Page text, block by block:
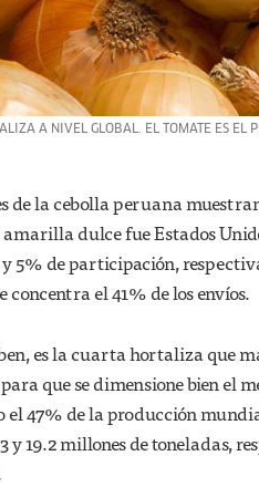
A NIVEL GLOBAL. EL TOMATE ES EL
de la cebolla peruana
dulce fue Estados
5% de participación,
concentra el 41% de los envíos.
es la cuarta hortaliza que
que se dimensione bien el
el 47% de la producción
19.2 millones de toneladas,